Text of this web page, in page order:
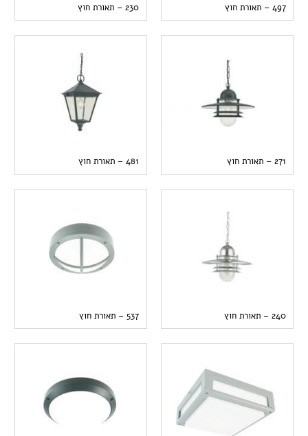
497 – תאורת חוץ 230 – תאורת חוץ
271 – תאורת חוץ 481 – תאורת חוץ
240 – תאורת חוץ 537 – תאורת חוץ